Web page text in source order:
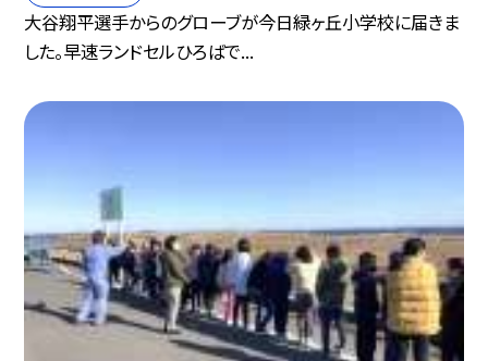
大谷翔平選手からのグローブが今日緑ヶ丘小学校に届きま
した。早速ランドセルひろばで...